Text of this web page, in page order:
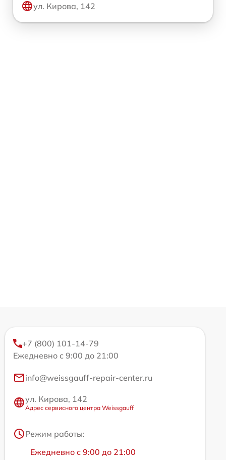
ул. Кирова, 142
+7 (800) 101-14-79
Ежедневно с 9:00 до 21:00
info@weissgauff-repair-center.ru
ул. Кирова, 142
Адрес сервисного центра Weissgauff
Режим работы:
Ежедневно с 9:00 до 21:00